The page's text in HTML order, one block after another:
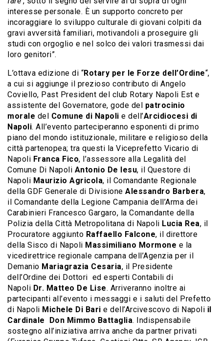
interesse personale. È un supporto concreto per
incoraggiare lo sviluppo culturale di giovani colpiti da
gravi avversità familiari, motivandoli a proseguire gli
studi con orgoglio e nel solco dei valori trasmessi dai
loro genitori”.
L’ottava edizione di “Rotary per le Forze dell’Ordine“,
a cui si aggiunge il prezioso contributo di Angelo
Coviello, Past President del club Rotary Napoli Est e
assistente del Governatore, gode del patrocinio
morale del Comune di Napoli e dell’Arcidiocesi di
Napoli. All’evento parteciperanno esponenti di primo
piano del mondo istituzionale, militare e religioso della
città partenopea; tra questi la Viceprefetto Vicario di
Napoli Franca Fico, l’assessore alla Legalità del
Comune Di Napoli Antonio De Iesu, il Questore di
Napoli Maurizio Agricola, il Comandante Regionale
della GDF Generale di Divisione Alessandro Barbera,
il Comandante della Legione Campania dell’Arma dei
Carabinieri Francesco Gargaro, la Comandante della
Polizia della Città Metropolitana di Napoli Lucia Rea, il
Procuratore aggiunto Raffaello Falcone, il direttore
della Sisco di Napoli Massimiliano Mormone e la
vicedirettrice regionale campana dell’Agenzia per il
Demanio Mariagrazia Cesaria, il Presidente
dell’Ordine dei Dottori ed esperti Contabili di
Napoli Dr. Matteo De Lise. Arriveranno inoltre ai
partecipanti all’evento i messaggi e i saluti del Prefetto
di Napoli Michele Di Bari e dell’Arcivescovo di Napoli il
Cardinale Don Mimmo Battaglia. Indispensabile
sostegno all’iniziativa arriva anche da partner privati